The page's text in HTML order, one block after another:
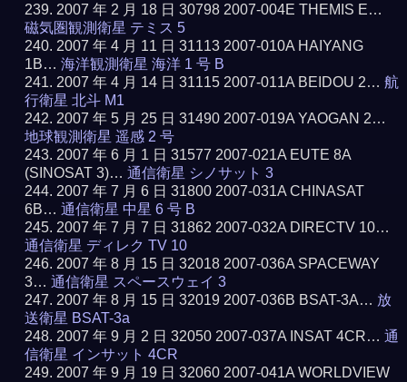
2007 年 2 月 18 日 30798 2007-004E THEMIS E…
磁気圏観測衛星 テミス 5
2007 年 4 月 11 日 31113 2007-010A HAIYANG
1B…海洋観測衛星 海洋 1 号 B
2007 年 4 月 14 日 31115 2007-011A BEIDOU 2…航
行衛星 北斗 M1
2007 年 5 月 25 日 31490 2007-019A YAOGAN 2…
地球観測衛星 遥感 2 号
2007 年 6 月 1 日 31577 2007-021A EUTE 8A
(SINOSAT 3)…通信衛星 シノサット 3
2007 年 7 月 6 日 31800 2007-031A CHINASAT
6B…通信衛星 中星 6 号 B
2007 年 7 月 7 日 31862 2007-032A DIRECTV 10…
通信衛星 ディレク TV 10
2007 年 8 月 15 日 32018 2007-036A SPACEWAY
3…通信衛星 スペースウェイ 3
2007 年 8 月 15 日 32019 2007-036B BSAT-3A… 放
送衛星 BSAT-3a
2007 年 9 月 2 日 32050 2007-037A INSAT 4CR…通
信衛星 インサット 4CR
2007 年 9 月 19 日 32060 2007-041A WORLDVIEW